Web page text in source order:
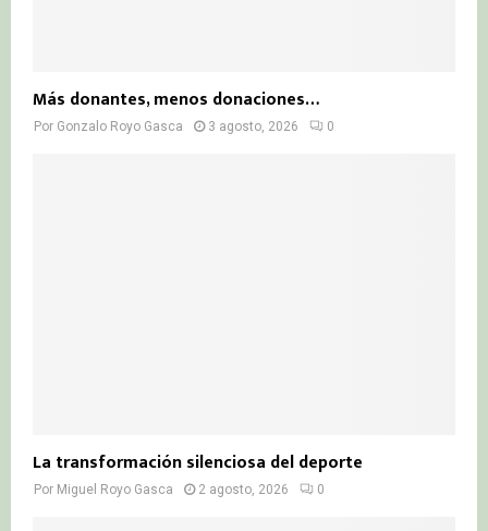
Más donantes, menos donaciones…
Por Gonzalo Royo Gasca 3 agosto, 2026 0
La transformación silenciosa del deporte
Por Miguel Royo Gasca 2 agosto, 2026 0